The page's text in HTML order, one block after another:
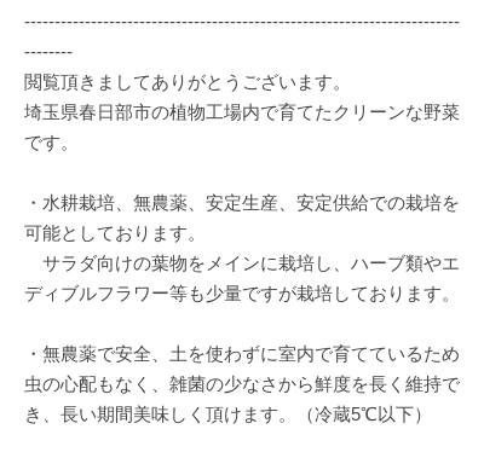
------------------------------------------------------------------------
--------
閲覧頂きましてありがとうございます。
埼玉県春日部市の植物工場内で育てたクリーンな野菜
です。
・水耕栽培、無農薬、安定生産、安定供給での栽培を
可能としております。
サラダ向けの葉物をメインに栽培し、ハーブ類やエ
ディブルフラワー等も少量ですが栽培しております。
・無農薬で安全、土を使わずに室内で育てているため
虫の心配もなく、雑菌の少なさから鮮度を長く維持で
き、長い期間美味しく頂けます。（冷蔵5℃以下）